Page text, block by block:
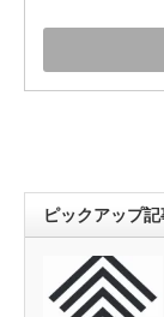
ピックアップ記